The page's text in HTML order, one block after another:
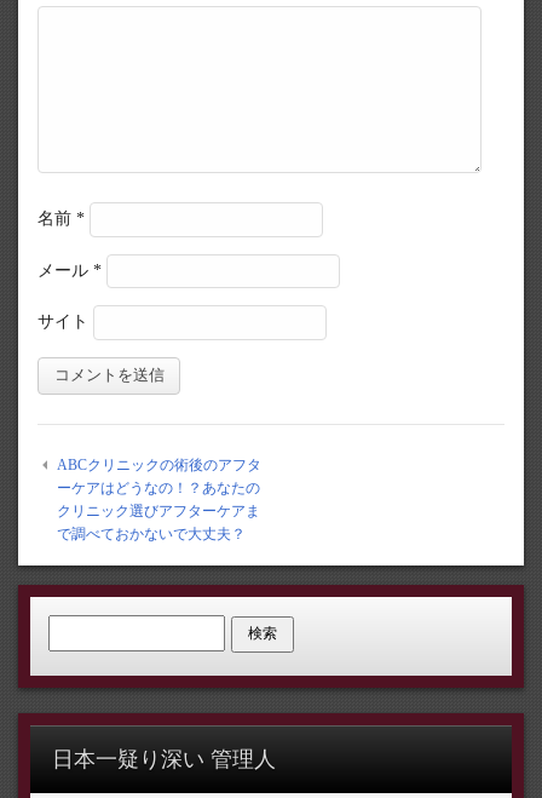
名前 *
メール *
サイト
ABCクリニックの術後のアフタ
ーケアはどうなの！？あなたの
クリニック選びアフターケアま
で調べておかないで大丈夫？
日本一疑り深い 管理人